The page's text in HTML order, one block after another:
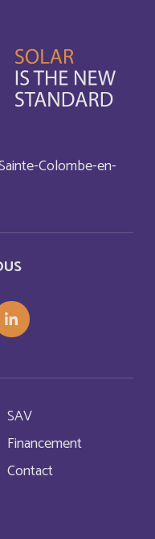
Colombe-en-
SAV
Financement
Contact
Français
Anglais
Anglais